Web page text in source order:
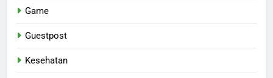
Game
Guestpost
Kesehatan